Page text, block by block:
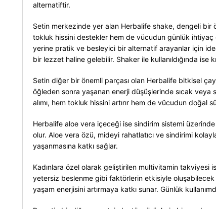
alternatiftir.
Setin merkezinde yer alan Herbalife shake, dengeli
tokluk hissini destekler hem de vücudun günlük ihtiyaç
yerine pratik ve besleyici bir alternatif arayanlar için
bir lezzet haline gelebilir. Shaker ile kullanıldığında ise
Setin diğer bir önemli parçası olan Herbalife bitkisel
öğleden sonra yaşanan enerji düşüşlerinde sıcak veya
alımı, hem tokluk hissini artırır hem de vücudun doğal
Herbalife aloe vera içeceği ise sindirim sistemi üzerinde
olur. Aloe vera özü, mideyi rahatlatıcı ve sindirimi
yaşanmasına katkı sağlar.
Kadınlara özel olarak geliştirilen multivitamin takviyesi
yetersiz beslenme gibi faktörlerin etkisiyle
yaşam enerjisini artırmaya katkı sunar. Günlük